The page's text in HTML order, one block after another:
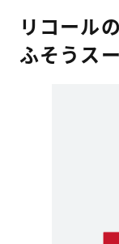
リコール
ふそうス